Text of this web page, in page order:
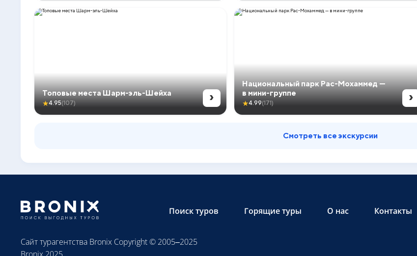
Топовые места Шарм-эль-Шейха
★4.95(107) ›
Национальный парк Рас-Мохаммед —
в мини-группе
★4.99(171) ›
Смотреть все экскурсии
Поиск туров Горящие туры О нас Контакты
Сайт турагентства Bronix Copyright © 2005–2025